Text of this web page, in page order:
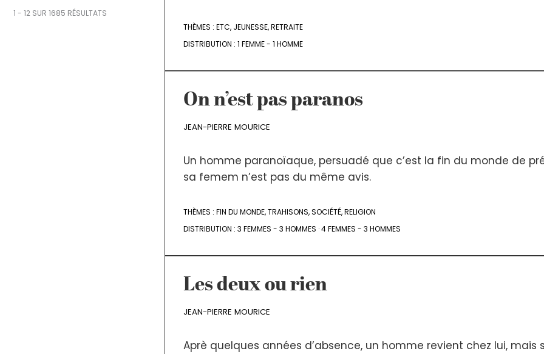
1 - 12 SUR 1685 RÉSULTATS
THÈMES : ETC, JEUNESSE,RETRAITE
DISTRIBUTION : 1 FEMME - 1 HOMME
On n’est pas paranos
JEAN-PIERRE MOURICE
Un homme paranoïaque, persuadé que c’est la fin du monde de
sa femem n’est pas du même avis.
THÈMES : FIN DU MONDE,TRAHISONS,SOCIÉTÉ,RELIGION
DISTRIBUTION : 3 FEMMES - 3 HOMMES ·4 FEMMES - 3 HOMMES
Les deux ou rien
JEAN-PIERRE MOURICE
Aprè quelques années d’absence, un homme revient chez lui, mais